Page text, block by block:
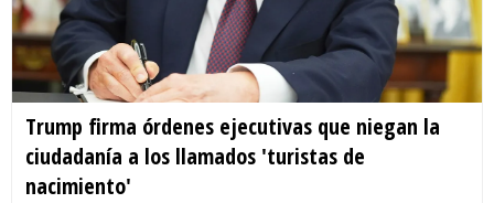
Trump firma órdenes ejecutivas que niegan la
ciudadanía a los llamados 'turistas de
nacimiento'